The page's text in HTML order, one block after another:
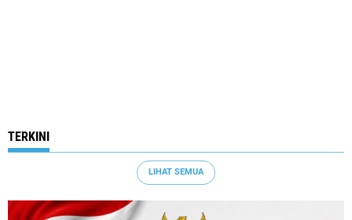
TERKINI
LIHAT SEMUA